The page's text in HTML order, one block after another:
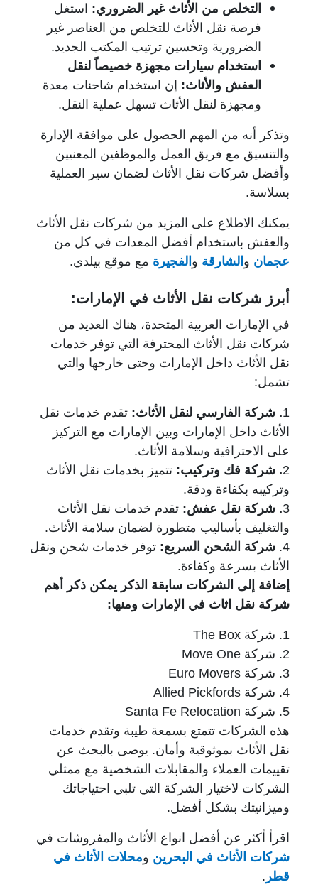
التخلص من الأثاث غير الضروري: استغل
فرصة نقل الأثاث للتخلص من العناصر غير
الضرورية وتحسين ترتيب المكتب الجديد.
استخدام سيارات مجهزة خصيصاً لنقل
العفش والأثاث: إن استخدام شاحنات معدة
ومجهزة لنقل الأثاث تسهل عملية النقل.
وتذكر أنه من المهم الحصول على موافقة الإدارة
والتنسيق مع فريق العمل والموظفين المعنيين
وأفضل شركات نقل الأثاث لضمان سير العملية
بسلاسة.
يمكنك الاطلاع على المزيد من شركات نقل الأثاث
والعفش باستخدام أفضل المعدات في كل من
عجمان و الشارقة و الفجيرة مع موقع بيلدي.
أبرز شركات نقل الأثاث في الإمارات:
في الإمارات العربية المتحدة، هناك العديد من
شركات نقل الأثاث المحترفة التي توفر خدمات
نقل الأثاث داخل الإمارات وحتى خارجها والتي
تشمل:
1. شركة الفارسي لنقل الأثاث: تقدم خدمات نقل
الأثاث داخل الإمارات وبين الإمارات مع التركيز
على الاحترافية وسلامة الأثاث.
2. شركة فك وتركيب: تتميز بخدمات نقل الأثاث
وتركيبه بكفاءة ودقة.
3. شركة نقل عفش: تقدم خدمات نقل الأثاث
والتغليف بأساليب متطورة لضمان سلامة الأثاث.
4. شركة الشحن السريع: توفر خدمات شحن ونقل
الأثاث بسرعة وكفاءة.
إضافة إلى الشركات سابقة الذكر يمكن ذكر أهم
شركة نقل اثاث في الإمارات ومنها:
1. شركة
The Box
2. شركة
Move One
3. شركة
Euro Movers
4. شركة
Allied Pickfords
5. شركة
Santa Fe Relocation
هذه الشركات تتمتع بسمعة طيبة وتقدم خدمات
نقل الأثاث بموثوقية وأمان. يوصى بالبحث عن
تقييمات العملاء والمقابلات الشخصية مع ممثلي
الشركات لاختيار الشركة التي تلبي احتياجاتك
وميزانيتك بشكل أفضل.
اقرأ أكثر عن أفضل انواع الأثاث والمفروشات في
شركات الأثاث في البحرين ومحلات الأثاث في
قطر .